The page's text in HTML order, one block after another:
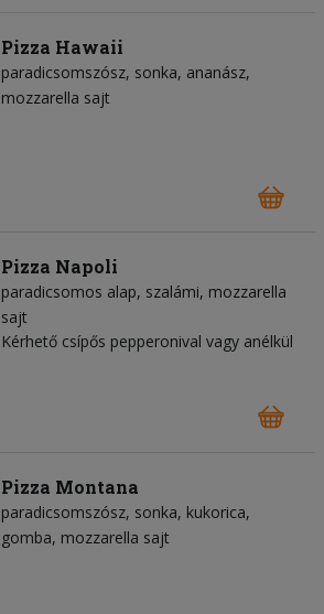
Pizza Hawaii
paradicsomszósz sonka ananász
mozzarella sajt
Pizza Napoli
paradicsomos alap szalámi mozzarella
sajt
Kérhető csípős pepperonival vagy anélkül
Pizza Montana
paradicsomszósz sonka kukorica
gomba mozzarella sajt